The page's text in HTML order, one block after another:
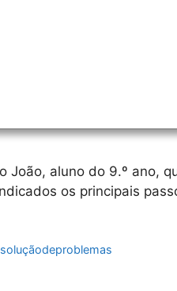
João, aluno do 9.º ano,
os principais